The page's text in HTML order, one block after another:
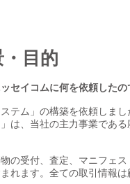
目的
イコムに何を依頼したの
テム」の構築を依頼しまし
」は、当社の主力事業であ
の受付、査定、マニフェ
れます。全ての取引情報